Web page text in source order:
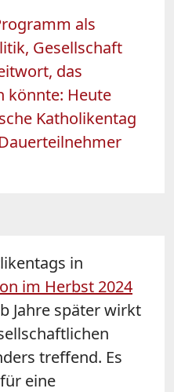
als
Gesellschaft
das
könnte: Heute
Katholikentag
in
im Herbst 2024
Jahre später wirkt
treffend. Es
eine